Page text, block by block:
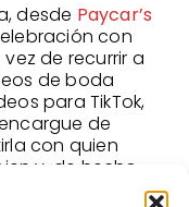
desde Paycar’s
con
de recurrir a
de boda
para TikTok,
de
con quien
y, de hecho,
destacada.